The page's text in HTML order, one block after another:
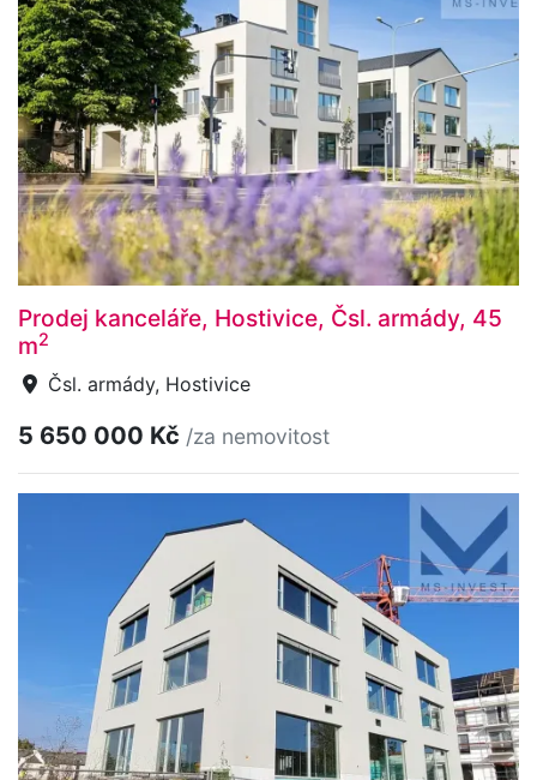
Prodej kanceláře, Hostivice, Čsl. armády, 45
m2
Čsl. armády, Hostivice
5 650 000 Kč /za nemovitost